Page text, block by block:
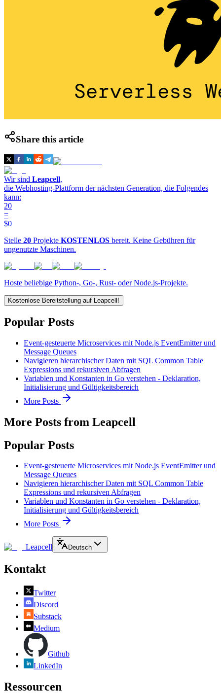
Share this article
Wir sind Leapcell,
die Webhosting-Plattform der nächsten Generation, die Folgendes
kann:
20
=
$0
Stelle 20 Projekte KOSTENLOS bereit. Keine Gebühren für
ungenutzte Maschinen.
Hoste beliebige Python-, Go-, Rust- oder Node.js-Projekte.
Kostenlose Bereitstellung auf Leapcell!
Popular Posts
Event-gesteuerte Microservices mit Node.js EventEmitter und
Message Queues
Navigieren hierarchischer Daten mit SQL Common Table
Expressions und rekursiven Abfragen
Variablen und Konstanten in Go verstehen - Deklaration,
Initialisierung und Gültigkeitsbereich
More Posts
More Posts from Leapcell
Popular Posts
Event-gesteuerte Microservices mit Node.js EventEmitter und
Message Queues
Navigieren hierarchischer Daten mit SQL Common Table
Expressions und rekursiven Abfragen
Variablen und Konstanten in Go verstehen - Deklaration,
Initialisierung und Gültigkeitsbereich
More Posts
Leapcell Deutsch
Kontakt
Twitter
Discord
Substack
Medium
Github
LinkedIn
Ressourcen